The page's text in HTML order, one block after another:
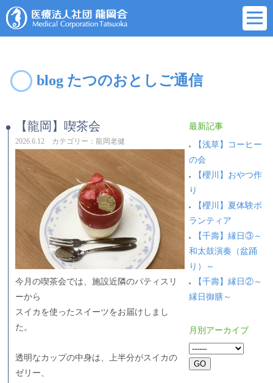
blog たつのおとしご通信
【龍岡】喫茶会
2026.6.12 カテゴリー：龍岡老健
今月の喫茶会では、施設近隣のパティスリ
ーから
スイカを使ったスイーツをお届けしまし
た。
透明なカップの中身は、上半分がスイカの
ゼリー、
最新記事
【浅草】コーヒー
の会
【櫻川】おやつ作
り
【櫻川】夏体験ボ
ランティア
【千壽】縁日③～
和太鼓演奏（盆踊
り）～
【千壽】縁日②～
縁日御膳～
月別アーカイブ